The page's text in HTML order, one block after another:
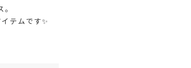
テムです✨